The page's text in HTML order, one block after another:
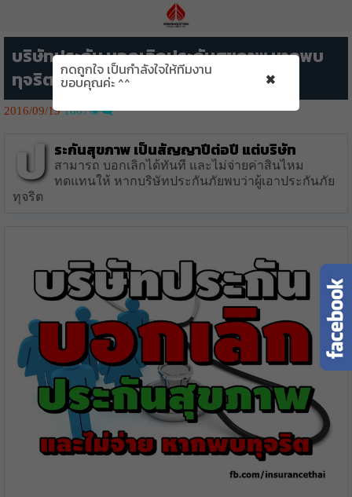
บริษัทประกัน บอกเลิกประกันสุขภาพ หากพบ
ทุจริต
2016/09/191807👁️‍🗨️
ป ระกันสุขภาพ เป็นสัญญาปีต่อปี แต่บริษัท
สามารถ บอกเลิกได้ทันที และไม่จ่ายค่าสินไหม
ทดแทนให้ หากบริษัทประกันภัยพบว่าผู้เอาประกันภัย
ทุจริต
กดถูกใจ เป็นกำลังใจให้ทีมงาน
ขอบคุณค่ะ ^^ ×